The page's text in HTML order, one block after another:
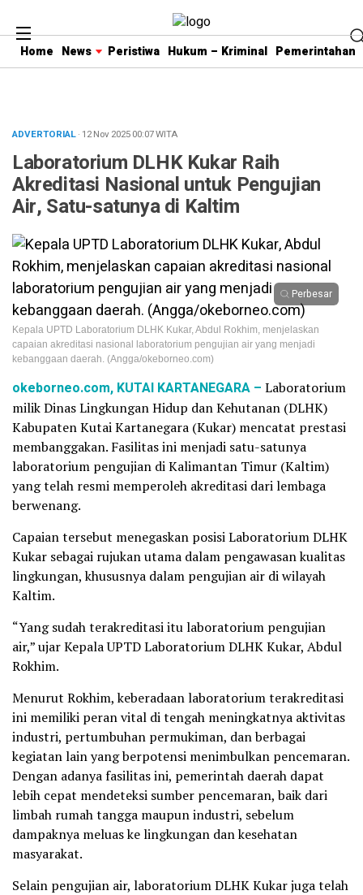
Home News Peristiwa Hukum – Kriminal Pemerintahan
ADVERTORIAL· 12 Nov 202500:07WITA
Laboratorium DLHK Kukar Raih
Akreditasi Nasional untuk Pengujian
Air, Satu-satunya di Kaltim
Perbesar
Kepala UPTD Laboratorium DLHK Kukar, Abdul Rokhim, menjelaskan
capaian akreditasi nasional laboratorium pengujian air yang menjadi
kebanggaan daerah. (Angga/okeborneo.com)
okeborneo.com, KUTAI KARTANEGARA – Laboratorium
milik Dinas Lingkungan Hidup dan Kehutanan (DLHK)
Kabupaten Kutai Kartanegara (Kukar) mencatat prestasi
membanggakan. Fasilitas ini menjadi satu-satunya
laboratorium pengujian di Kalimantan Timur (Kaltim)
yang telah resmi memperoleh akreditasi dari lembaga
berwenang.
Capaian tersebut menegaskan posisi Laboratorium DLHK
Kukar sebagai rujukan utama dalam pengawasan kualitas
lingkungan, khususnya dalam pengujian air di wilayah
Kaltim.
“Yang sudah terakreditasi itu laboratorium pengujian
air,” ujar Kepala UPTD Laboratorium DLHK Kukar, Abdul
Rokhim.
Menurut Rokhim, keberadaan laboratorium terakreditasi
ini memiliki peran vital di tengah meningkatnya aktivitas
industri, pertumbuhan permukiman, dan berbagai
kegiatan lain yang berpotensi menimbulkan pencemaran.
Dengan adanya fasilitas ini, pemerintah daerah dapat
lebih cepat mendeteksi sumber pencemaran, baik dari
limbah rumah tangga maupun industri, sebelum
dampaknya meluas ke lingkungan dan kesehatan
masyarakat.
Selain pengujian air, laboratorium DLHK Kukar juga telah